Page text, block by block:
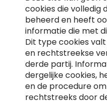
cookies die volledig
beheerd en heeft
informatie die met
Dit type cookies
en rechtstreekse
derde partij.
dergelijke cookies,
en de procedure
rechtstreeks door